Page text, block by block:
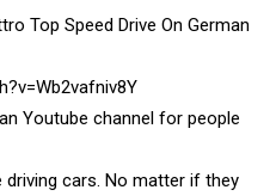
Top Speed Drive On German
Youtube channel for people
driving cars. No matter if they